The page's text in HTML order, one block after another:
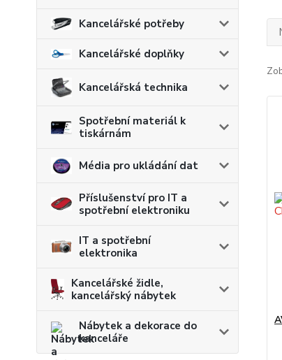
Kancelářské potřeby
Kancelářské doplňky
Kancelářská technika
Spotřební materiál k
tiskárnám
Média pro ukládání dat
Příslušenství pro IT a
spotřební elektroniku
IT a spotřební
elektronika
Kancelářské židle,
kancelářský nábytek
Nábytek a dekorace do
kanceláře